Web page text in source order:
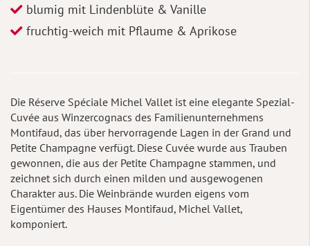
blumig mit Lindenblüte & Vanille
fruchtig-weich mit Pflaume & Aprikose
Die Réserve Spéciale Michel Vallet ist eine elegante Spezial-
Cuvée aus Winzercognacs des Familienunternehmens
Montifaud, das über hervorragende Lagen in der Grand und
Petite Champagne verfügt. Diese Cuvée wurde aus Trauben
gewonnen, die aus der Petite Champagne stammen, und
zeichnet sich durch einen milden und ausgewogenen
Charakter aus. Die Weinbrände wurden eigens vom
Eigentümer des Hauses Montifaud, Michel Vallet,
komponiert.